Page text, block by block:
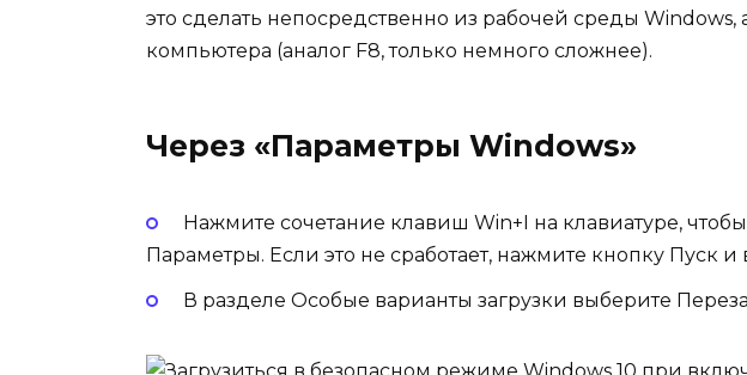
это сделать непосредственно из рабочей среды Windows,
компьютера (аналог F8, только немного сложнее).
Через «Параметры Windows»
Нажмите сочетание клавиш Win+I на клавиатуре,
Параметры. Если это не сработает, нажмите кнопку Пуск
В разделе Особые варианты загрузки выберите